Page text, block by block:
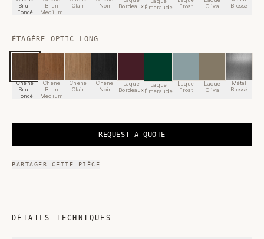
Brun
Foncé
Brun
Medium
Clair
Noir
Bordeaux Émeraude
Frost
Oliva
Brossé
ÉTAGÈRE OPTIC LONG
Chêne
Brun
Foncé
Chêne
Brun
Medium
Chêne
Clair
Chêne
Noir
Laque
Bordeaux
Laque
Émeraude
Laque
Frost
Laque
Oliva
Métal
Brossé
REQUEST A QUOTE
PARTAGER CETTE PIÈCE
DÉTAILS TECHNIQUES